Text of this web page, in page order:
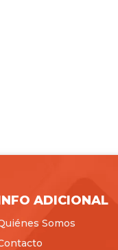
ADICIONAL
Somos